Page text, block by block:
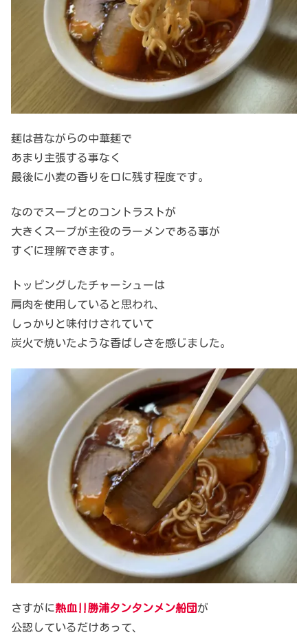
麺は昔ながらの中華麺で
あまり主張する事なく
最後に小麦の香りを口に残す程度です。
なのでスープとのコントラストが
大きくスープが主役のラーメンである事が
すぐに理解できます。
トッピングしたチャーシューは
肩肉を使用していると思われ、
しっかりと味付けされていて
炭火で焼いたような香ばしさを感じました。
さすがに熱血‼︎勝浦タンタンメン船団 が
公認しているだけあって、